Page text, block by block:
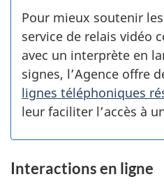
Pour mieux soutenir
service de relais vidéo
avec un interprète en
signes, l’Agence offre
lignes téléphoniques
leur faciliter l’accès à
Interactions en ligne